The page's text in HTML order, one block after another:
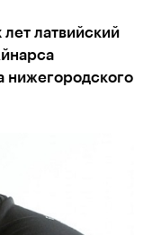
латвийский
нижегородского